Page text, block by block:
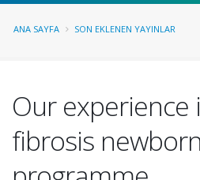
ANA SAYFA SON EKLENEN YAYINLAR
Our experience
fibrosis